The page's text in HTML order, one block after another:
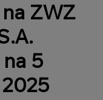
na ZWZ
na 5